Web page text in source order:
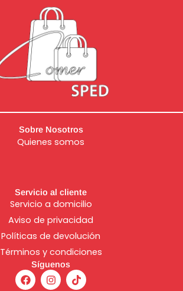
Sobre Nosotros
Quienes somos
Servicio al cliente
Servicio a domicilio
Aviso de privacidad
Políticas de devolución
Términos y condiciones
Síguenos
F
a
I
n
T
i